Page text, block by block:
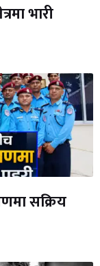
भारी
सक्रिय